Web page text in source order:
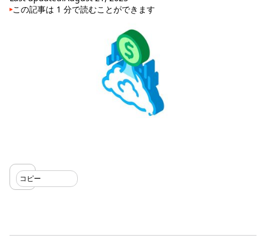
この記事は 1 分で読むことができます
コピー